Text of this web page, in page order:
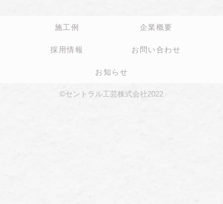
施工例 企業概要
採用情報 お問い合わせ
お知らせ
©セントラル工芸株式会社2022